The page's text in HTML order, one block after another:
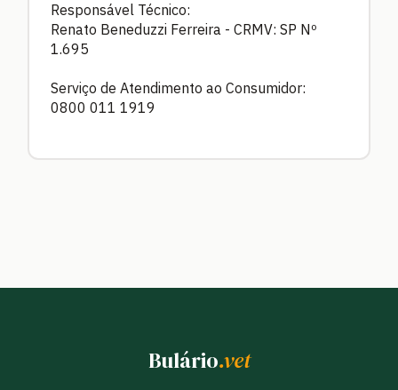
Responsável Técnico:
Renato Beneduzzi Ferreira - CRMV: SP Nº
1.695
Serviço de Atendimento ao Consumidor:
0800 011 1919
Bulário.vet